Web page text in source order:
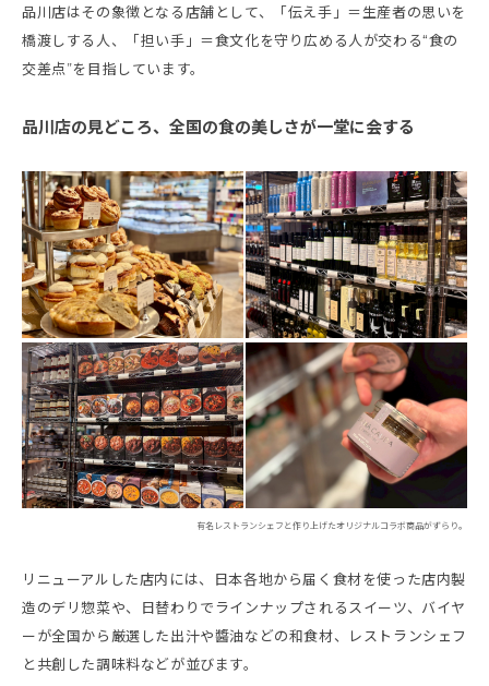
品川店はその象徴となる店舗として、「伝え手」＝生産者の思いを
橋渡しする人、「担い手」＝食文化を守り広める人が交わる“食の
交差点”を目指しています。
品川店の見どころ、全国の食の美しさが一堂に会する
有名レストランシェフと作り上げたオリジナルコラボ商品がずらり。
リニューアルした店内には、日本各地から届く食材を使った店内製
造のデリ惣菜や、日替わりでラインナップされるスイーツ、バイヤ
ーが全国から厳選した出汁や醬油などの和食材、レストランシェフ
と共創した調味料などが並びます。